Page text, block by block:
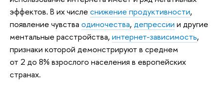
эффектов. В их числе снижение продуктивности,
появление чувства одиночества, депрессии и другие
ментальные расстройства, интернет-зависимость,
признаки которой демонстрируют в среднем
от 2 до 8% взрослого населения в европейских
странах.